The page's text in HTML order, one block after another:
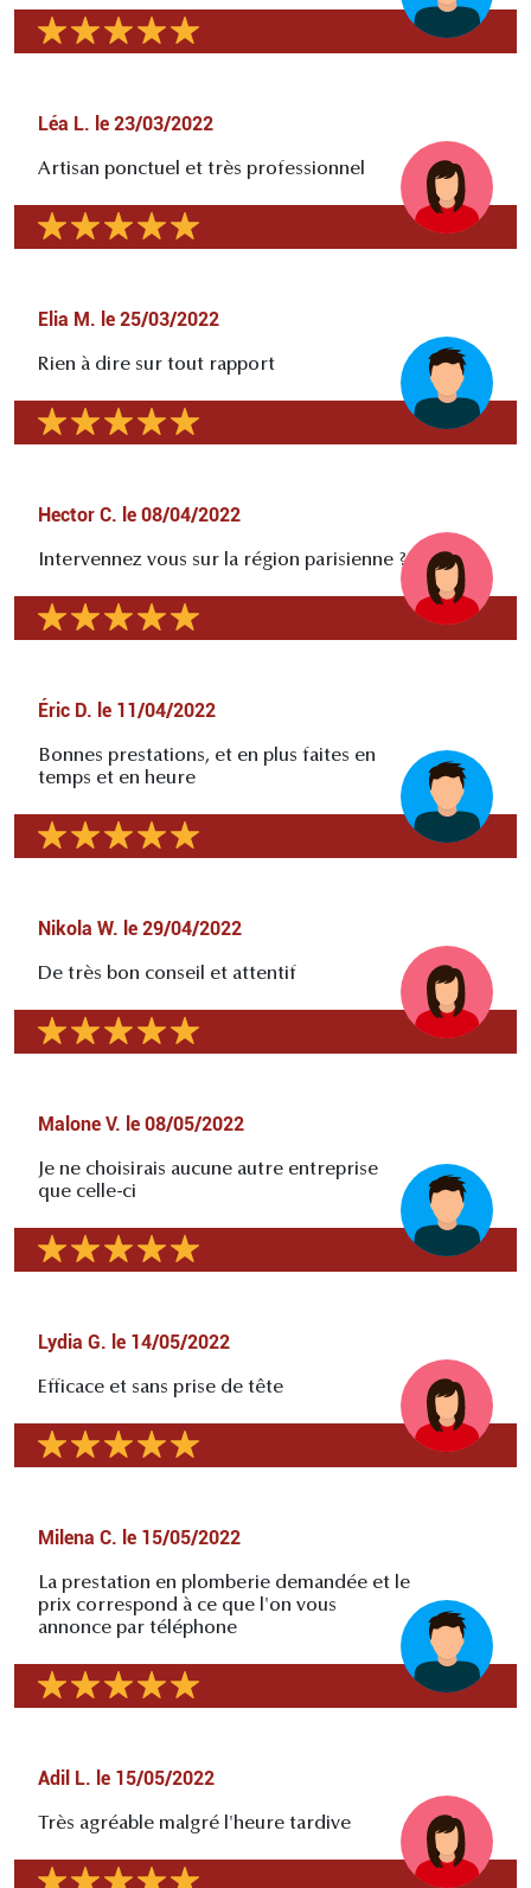
Léa L. le 23/03/2022
Artisan ponctuel et très professionnel
Elia M. le 25/03/2022
Rien à dire sur tout rapport
Hector C. le 08/04/2022
Intervennez vous sur la région parisienne ?
Éric D. le 11/04/2022
Bonnes prestations, et en plus faites en
temps et en heure
Nikola W. le 29/04/2022
De très bon conseil et attentif
Malone V. le 08/05/2022
Je ne choisirais aucune autre entreprise
que celle-ci
Lydia G. le 14/05/2022
Efficace et sans prise de tête
Milena C. le 15/05/2022
La prestation en plomberie demandée et le
prix correspond à ce que l'on vous
annonce par téléphone
Adil L. le 15/05/2022
Très agréable malgré l'heure tardive